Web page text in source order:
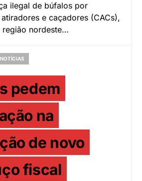
ilegal de búfalos por
e caçadores (CACs),
região nordeste…
NOTÍCIAS
pedem
na
de novo
fiscal